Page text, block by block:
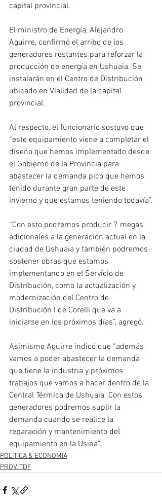
capital provincial.
El ministro de Energía, Alejandro
Aguirre, confirmó el arribo de los
generadores restantes para reforzar la
producción de energía en Ushuaia. Se
instalarán en el Centro de Distribución
ubicado en Vialidad de la capital
provincial.
Al respecto, el funcionario sostuvo que
“este equipamiento viene a completar el
diseño que hemos implementado desde
el Gobierno de la Provincia para
abastecer la demanda pico que hemos
tenido durante gran parte de este
invierno y que estamos teniendo todavía”.
“Con esto podremos producir 7 megas
adicionales a la generación actual en la
ciudad de Ushuaia y también podremos
sostener obras que estamos
implementando en el Servicio de
Distribución, como la actualización y
modernización del Centro de
Distribución I de Corelli que va a
iniciarse en los próximos días”, agregó.
Asimismo Aguirre indicó que “además
vamos a poder abastecer la demanda
que tiene la industria y próximos
trabajos que vamos a hacer dentro de la
Central Térmica de Ushuaia. Con estos
generadores podremos suplir la
demanda cuando se realice la
reparación y mantenimiento del
equipamiento en la Usina”.
POLÍTICA & ECONOMÍA
PROV. TDF